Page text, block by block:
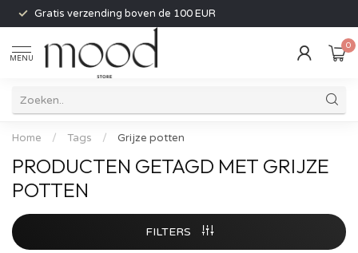
Gratis verzending boven de 100 EUR
MENU
0
Home / Tags / Grijze potten
PRODUCTEN GETAGD MET GRIJZE
POTTEN
FILTERS